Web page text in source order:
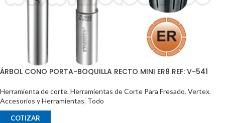
ÁRBOL CONO PORTA-BOQUILLA RECTO MINI ER8 REF: V-541
Herramienta de corte, Herramientas de Corte Para Fresado, Vertex,
Accesorios y Herramientas, Todo
COTIZAR